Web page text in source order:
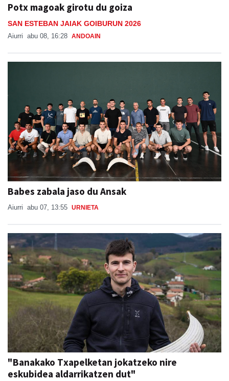
Potx magoak girotu du goiza
SAN ESTEBAN JAIAK GOIBURUN 2026
Aiurri abu 08, 16:28 ANDOAIN
Babes zabala jaso du Ansak
Aiurri abu 07, 13:55 URNIETA
"Banakako Txapelketan jokatzeko nire
eskubidea aldarrikatzen dut"